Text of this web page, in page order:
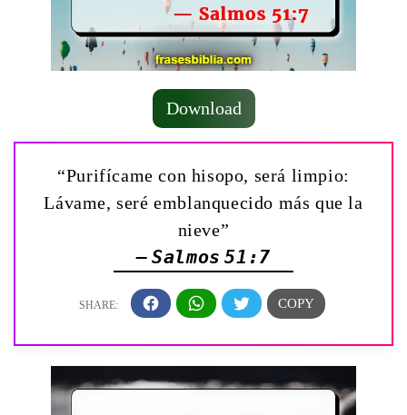
Download
“Purifícame con hisopo, será limpio:
Lávame, seré emblanquecido más que la
nieve”
— Salmos 51:7